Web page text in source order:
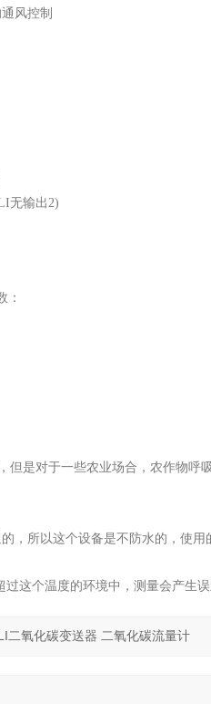
风控制
无输出2)
：
但是对于一些农业场合，农作物呼
，所以这个设备是不防水的，使用
这个温度的环境中，测量会产生误